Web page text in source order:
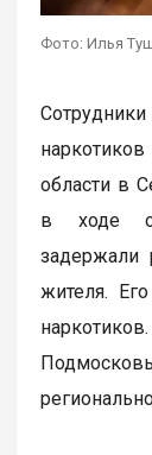
Фото: Илья
области в
в ходе
задержали
жителя.